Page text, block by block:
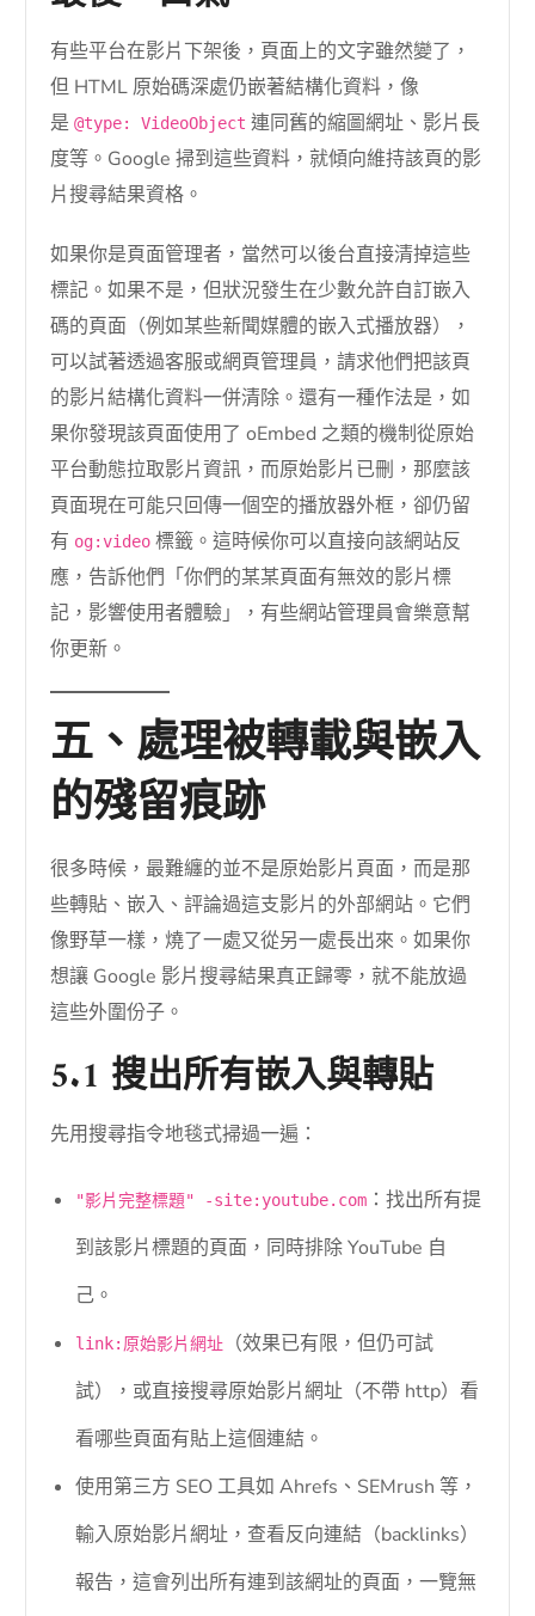
有些平台在影片下架後，頁面上的文字雖然變了，
但 HTML 原始碼深處仍嵌著結構化資料，像
是@type: VideoObject 連同舊的縮圖網址、影片長
度等。Google 掃到這些資料，就傾向維持該頁的影
片搜尋結果資格。
如果你是頁面管理者，當然可以後台直接清掉這些
標記。如果不是，但狀況發生在少數允許自訂嵌入
碼的頁面（例如某些新聞媒體的嵌入式播放器），
可以試著透過客服或網頁管理員，請求他們把該頁
的影片結構化資料一併清除。還有一種作法是，如
果你發現該頁面使用了 oEmbed 之類的機制從原始
平台動態拉取影片資訊，而原始影片已刪，那麼該
頁面現在可能只回傳一個空的播放器外框，卻仍留
有 og:video 標籤。這時候你可以直接向該網站反
應，告訴他們「你們的某某頁面有無效的影片標
記，影響使用者體驗」，有些網站管理員會樂意幫
你更新。
五、處理被轉載與嵌入
的殘留痕跡
很多時候，最難纏的並不是原始影片頁面，而是那
些轉貼、嵌入、評論過這支影片的外部網站。它們
像野草一樣，燒了一處又從另一處長出來。如果你
想讓 Google 影片搜尋結果真正歸零，就不能放過
這些外圍份子。
5.1 搜出所有嵌入與轉貼
先用搜尋指令地毯式掃過一遍：
"影片完整標題" -site:youtube.com ：找出所有提
到該影片標題的頁面，同時排除 YouTube 自
己。
link:原始影片網址
（效果已有限，但仍可試
試），或直接搜尋原始影片網址（不帶 http）看
看哪些頁面有貼上這個連結。
使用第三方 SEO 工具如 Ahrefs、SEMrush 等，
輸入原始影片網址，查看反向連結（backlinks）
報告，這會列出所有連到該網址的頁面，一覽無